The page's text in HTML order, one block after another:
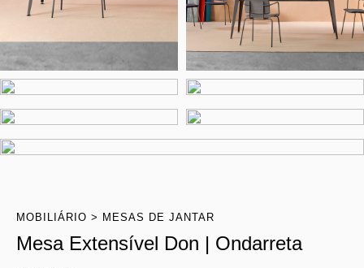
MOBILIÁRIO MESAS DE JANTAR
Mesa Extensível Don | Ondarreta